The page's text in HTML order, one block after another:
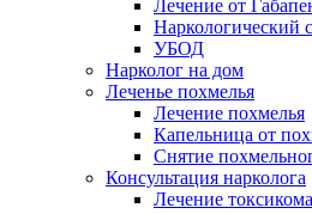
Лечение от
Наркологический
УБОД
Нарколог на дом
Леченье похмелья
Лечение похмелья
Капельница от
Снятие
Консультация нарколога
Лечение